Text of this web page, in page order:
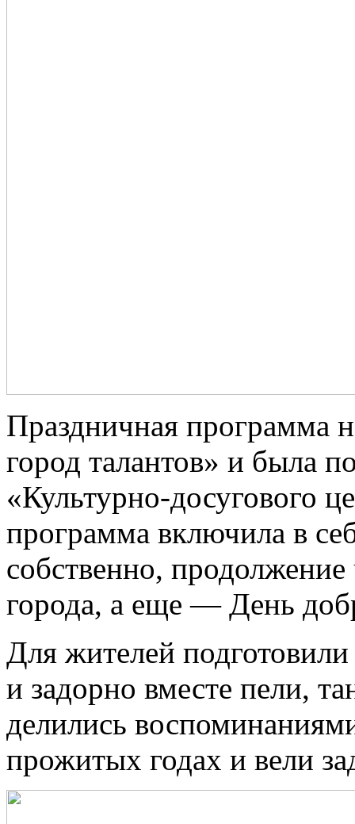
Праздничная программа
город талантов» и была
«Культурно-досугового
программа включила в
собственно,
города, а еще — День
Для жителей
и задорно вместе пели,
делились
прожитых годах и вели